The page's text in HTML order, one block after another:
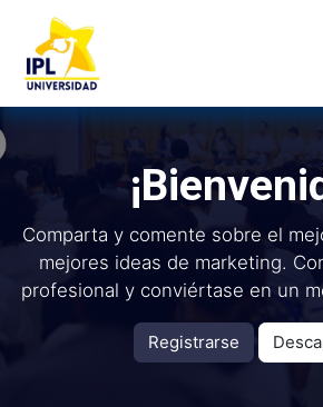
Comparta y comente sobre el
mejores ideas de marketing.
profesional y conviértase en un
Registrarse